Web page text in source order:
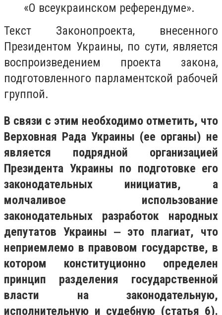
«О всеукраинском референдуме».
Текст Законопроекта, внесенного
Президентом Украины, по сути, является
воспроизведением проекта закона,
подготовленного парламентской рабочей
группой.
В связи с этим необходимо отметить, что
Верховная Рада Украины (ее органы) не
является подрядной организацией
Президента Украины по подготовке его
законодательных инициатив, а
молчаливое использование
законодательных разработок народных
депутатов Украины ‒ это плагиат, что
неприемлемо в правовом государстве, в
котором конституционно определен
принцип разделения государственной
власти на законодательную,
исполнительную и судебную (статья 6).